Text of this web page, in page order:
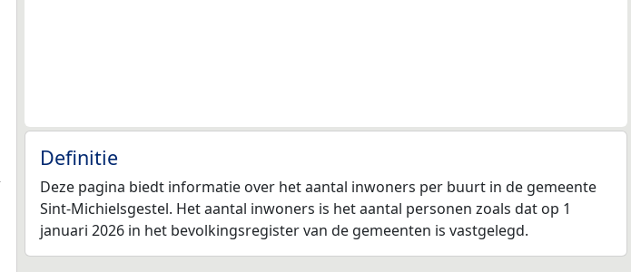
Definitie
Deze pagina biedt informatie over het aantal inwoners per buurt in de gemeente
Sint-Michielsgestel. Het aantal inwoners is het aantal personen zoals dat op 1
januari 2026 in het bevolkingsregister van de gemeenten is vastgelegd.